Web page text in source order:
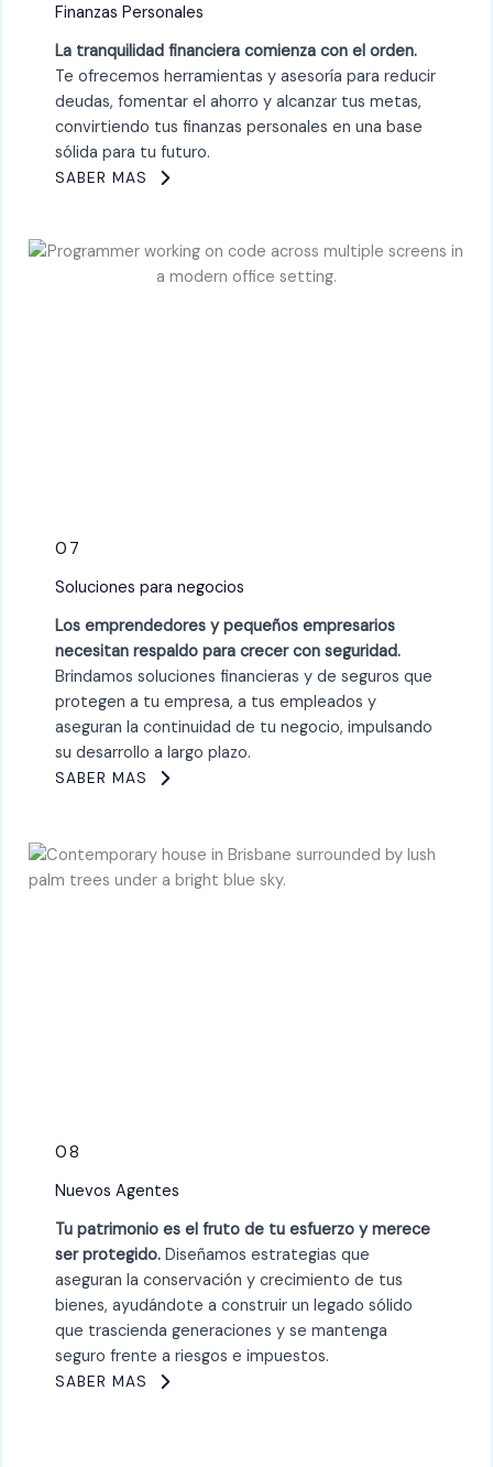
Finanzas Personales
La tranquilidad financiera comienza con el orden.
Te ofrecemos herramientas y asesoría para reducir
deudas, fomentar el ahorro y alcanzar tus metas,
convirtiendo tus finanzas personales en una base
sólida para tu futuro.
SABER MAS
07
Soluciones para negocios
Los emprendedores y pequeños empresarios
necesitan respaldo para crecer con seguridad.
Brindamos soluciones financieras y de seguros que
protegen a tu empresa, a tus empleados y
aseguran la continuidad de tu negocio, impulsando
su desarrollo a largo plazo.
SABER MAS
08
Nuevos Agentes
Tu patrimonio es el fruto de tu esfuerzo y merece
ser protegido. Diseñamos estrategias que
aseguran la conservación y crecimiento de tus
bienes, ayudándote a construir un legado sólido
que trascienda generaciones y se mantenga
seguro frente a riesgos e impuestos.
SABER MAS